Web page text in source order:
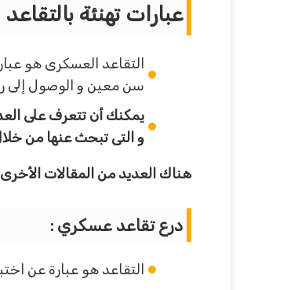
عبارات تهنئة
التقاعد العسكرى هو
سن معين و الوصول إلى
يمكنك أن تتعرف على
و التى تبحث عنها من
هناك العديد من المقالات
درع تقاعد عسكري :
التقاعد هو عبارة عن